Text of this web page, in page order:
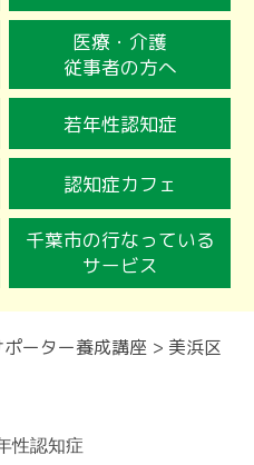
医療・介護
従事者の方へ
若年性認知症
認知症カフェ
千葉市の行なっている
サービス
ーター養成講座 > 美浜区
性認知症